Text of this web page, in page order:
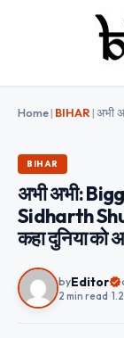
Home| BIHAR|
BIHAR
अभी अभी:
Sidharth
कहा दुनिया को
byEditor
2 min read